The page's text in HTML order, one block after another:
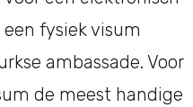
fysiek visum
ambassade. Voor
de meest handige